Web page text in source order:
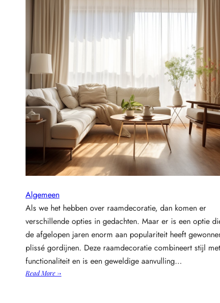
n
l
e
n
p
a
l
o
c
a
t
i
Algemeen
Als we het hebben over raamdecoratie, dan komen er
verschillende opties in gedachten. Maar er is een optie
de afgelopen jaren enorm aan populariteit heeft
plissé gordijnen. Deze raamdecoratie combineert stijl met
functionaliteit en is een geweldige aanvulling…
Read More →: